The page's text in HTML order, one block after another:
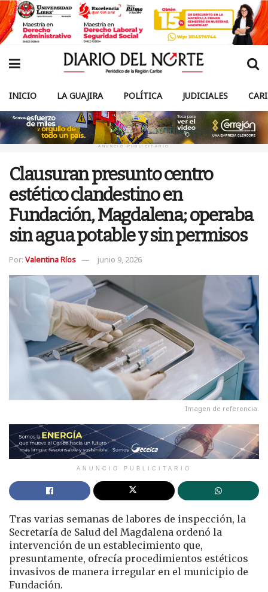
INICIO LA GUAJIRA POLÍTICA JUDICIALES
ANUNCIO PUBLICITARIO
Clausuran presunto centro
estético clandestino en
Fundación, Magdalena; operaba
sin agua potable y sin permisos
Por: Valentina Ríos junio 9, 2026
Imagen de referencia.
ANUNCIO PUBLICITARIO
Tras varias semanas de labores de inspección, la
Secretaría de Salud del Magdalena ordenó la
intervención de un establecimiento que,
presuntamente, ofrecía procedimientos estéticos
invasivos de manera irregular en el municipio de
Fundación.